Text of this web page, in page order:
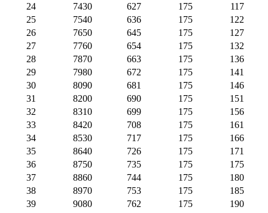
24
7430 627 175
117
25
7540 636 175
122
26
7650 645 175
127
27
7760 654 175
132
28
7870 663 175
136
29
7980 672 175
141
30
8090 681 175
146
31
8200 690 175
151
32
8310 699 175
156
33
8420 708 175
161
34
8530 717 175
166
35
8640 726 175
171
36
8750 735 175
175
37
8860 744 175
180
38
8970 753 175
185
39
9080 762 175
190